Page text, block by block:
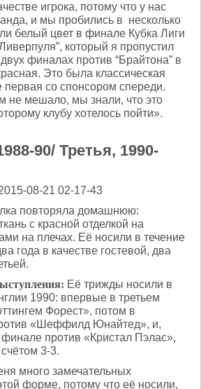
игрока, потому что у нас
и мы пробились в несколько
белый цвет в финале Кубка Лиги
который я пропустил
финалах против “Брайтона” в
Это была классическая
со спонсором спереди.
не мешало, мы знали, что это
клубу хотелось пойти».
90/ Третья, 1990-
повторяла домашнюю:
с красной отделкой на
на плечах. Её носили в течение
года в качестве гостевой, два
Её трижды носили в
1990: впервые в третьем
Форест», потом в
«Шеффилд Юнайтед», и,
против «Кристал Пэлас»,
3-3.
много замечательных
форме, потому что её носили,